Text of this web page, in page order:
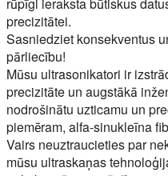
precizitātei.
Sasniedziet konsekventus
pārliecību!
Mūsu ultrasonikatori ir
precizitāte un augstākā
nodrošinātu uzticamu un
piemēram, alfa-sinukleīna
Vairs neuztraucieties par
mūsu ultraskaņas